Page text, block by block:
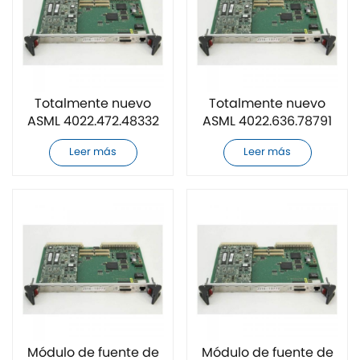
Totalmente nuevo
ASML 4022.472.48332
Módulo de fuente de
alimentación
Leer más
Totalmente nuevo
ASML 4022.636.78791
Módulo de fuente de
alimentación
Leer más
Módulo de fuente de
Módulo de fuente de